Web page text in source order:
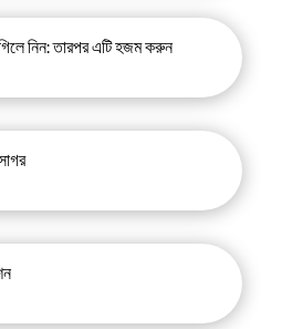
নিন: তারপর এটি হজম করুন